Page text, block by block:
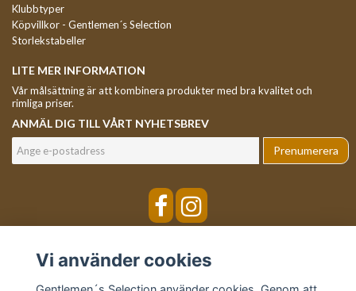
Klubbtyper
Köpvillkor - Gentlemen´s Selection
Storlekstabeller
LITE MER INFORMATION
Vår målsättning är att kombinera produkter med bra kvalitet och
rimliga priser.
ANMÄL DIG TILL VÅRT NYHETSBREV
Prenumerera
Vi använder cookies